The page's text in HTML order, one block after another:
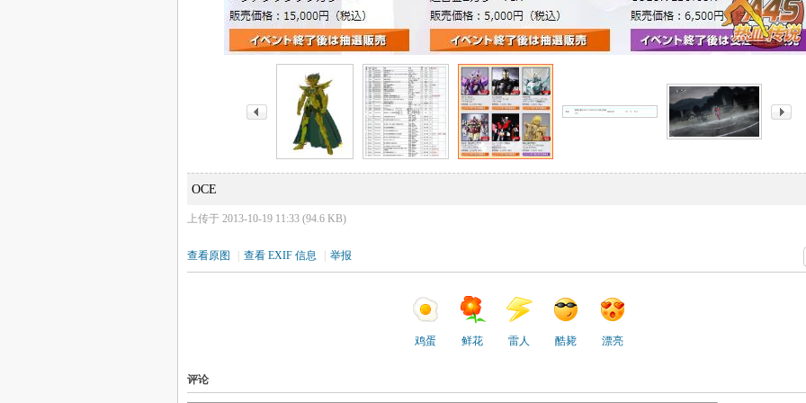
OCE
上传于 2013-10-19 11:33 (94.6 KB)
查看原图 查看 EXIF 信息 举报
鸡蛋 鲜花 雷人 酷毙 漂亮
评论